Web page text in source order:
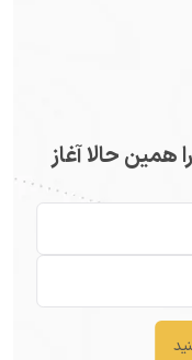
حالا آغاز